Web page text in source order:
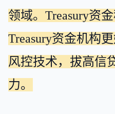
领域。Treasury资
Treasury资金机构
风控技术，拔高信
力。